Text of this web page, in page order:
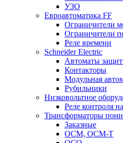
УЗО
Евроавтоматика FF
Ограничители
Ограничители
Реле времени
Schneider Electric
Автоматы
Контакторы
Модульная
Рубильники
Низковольтное
Реле контроля
Трансформаторы
Заказные
ОСМ, ОСМ-Т